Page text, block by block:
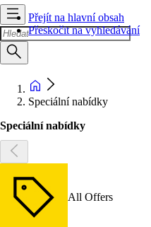
Přejít na hlavní obsah
Přeskočit na vyhledávání
Speciální nabídky
Speciální nabídky
All Offers